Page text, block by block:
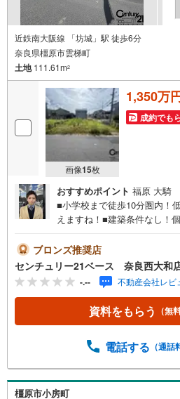
近鉄南大阪線 「坊城」駅 徒歩6分
奈良県橿原市雲梯町
土地111.61m2
画像15枚
1,350万
成約でも
おすすめポイント 福原 大騎
■小学校まで徒歩10分圏内！
えますね！■建築条件なし！
中！・お仕事終わりのお時間
い！というお声にもご対応で
せください！◇・提携銀行多
行・信用金庫etc）・優遇後適
により異なります）--- ◇◇
象店舗 ◇◇ ----当店で物件を
ーン】の対象になります。「
でログインのうえお問い合わ
-----
ブロンズ推奨店
センチュリー21ベース 奈良西大和
-.-- 不動産会社レビ
資料をもらう （無
電話する （通話
橿原市小房町